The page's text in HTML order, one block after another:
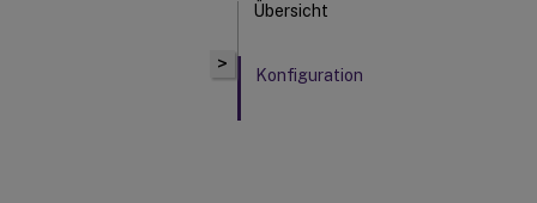
>
Übersicht
Konfiguration